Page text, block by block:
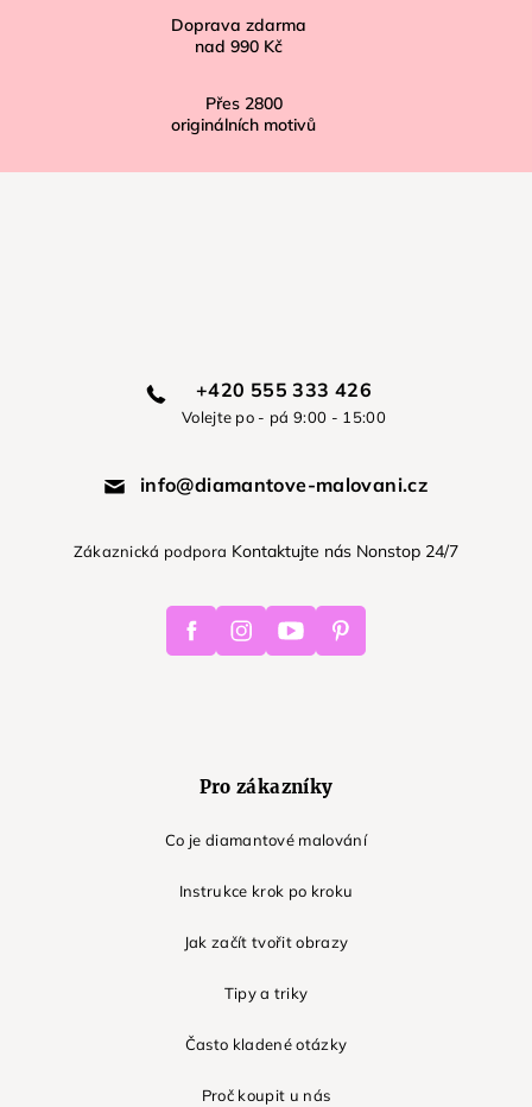
Doprava zdarma
nad 990 Kč
Přes 2800
originálních motivů
+420 555 333 426
Volejte po - pá 9:00 - 15:00
info@diamantove-malovani.cz
Zákaznická podpora Kontaktujte nás Nonstop 24/7
FacebookInstagramYoutube Pinterest
Pro zákazníky
Co je diamantové malování
Instrukce krok po kroku
Jak začít tvořit obrazy
Tipy a triky
Často kladené otázky
Proč koupit u nás